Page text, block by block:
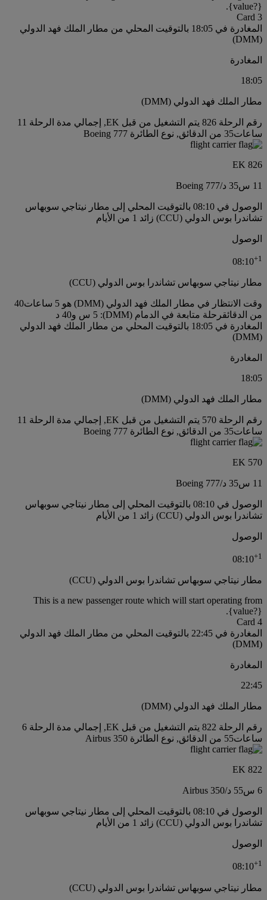
{value?}.
Card 3
المغادرة في 18:05 بالتوقيت المحلي من مطار الملك فهد الدولي
(DMM)
المغادرة
18:05
مطار الملك فهد الدولي (DMM)
رقم الرحلة 826 يتم التشغيل من قبل EK, إجمالي مدة الرحلة 11
ساعات35 من الدقائق, نوع الطائرة Boeing 777
EK 826
11 س 35 د /
Boeing 777
الوصول في 08:10 بالتوقيت المحلي إلى مطار نيتاجي سوبهاس
تشاندرا بوس الدولي (CCU) زائد 1 من الأيام
الوصول
08:10+1
مطار نيتاجي سوبهاس تشاندرا بوس الدولي (CCU)
وقت الانتظار في مطار الملك فهد الدولي (DMM) هو 5 ساعات40
من الدقائقرحلة متابعة في الدمام (DMM): 5 س و40 د
المغادرة في 18:05 بالتوقيت المحلي من مطار الملك فهد الدولي
(DMM)
المغادرة
18:05
مطار الملك فهد الدولي (DMM)
رقم الرحلة 570 يتم التشغيل من قبل EK, إجمالي مدة الرحلة 11
ساعات35 من الدقائق, نوع الطائرة Boeing 777
EK 570
11 س 35 د /
Boeing 777
الوصول في 08:10 بالتوقيت المحلي إلى مطار نيتاجي سوبهاس
تشاندرا بوس الدولي (CCU) زائد 1 من الأيام
الوصول
08:10+1
مطار نيتاجي سوبهاس تشاندرا بوس الدولي (CCU)
This is a new passenger route which will start operating from
{value?}.
Card 4
المغادرة في 22:45 بالتوقيت المحلي من مطار الملك فهد الدولي
(DMM)
المغادرة
22:45
مطار الملك فهد الدولي (DMM)
رقم الرحلة 822 يتم التشغيل من قبل EK, إجمالي مدة الرحلة 6
ساعات55 من الدقائق, نوع الطائرة Airbus 350
EK 822
6 س 55 د /
Airbus 350
الوصول في 08:10 بالتوقيت المحلي إلى مطار نيتاجي سوبهاس
تشاندرا بوس الدولي (CCU) زائد 1 من الأيام
الوصول
08:10+1
مطار نيتاجي سوبهاس تشاندرا بوس الدولي (CCU)